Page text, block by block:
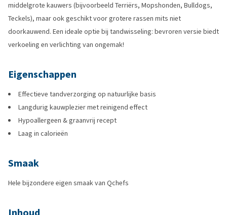
middelgrote kauwers (bijvoorbeeld Terriërs, Mopshonden, Bulldogs,
Teckels), maar ook geschikt voor grotere rassen mits niet
doorkauwend. Een ideale optie bij tandwisseling: bevroren versie biedt
verkoeling en verlichting van ongemak!
Eigenschappen
Effectieve tandverzorging op natuurlijke basis
Langdurig kauwplezier met reinigend effect
Hypoallergeen & graanvrij recept
Laag in calorieën
Smaak
Hele bijzondere eigen smaak van Qchefs